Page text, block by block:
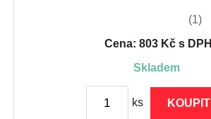
(1)
Cena: 803 Kč s DPH
skladem
ks KOUPIT